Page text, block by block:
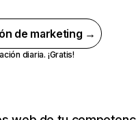
de marketing →
diaria. ¡Gratis!